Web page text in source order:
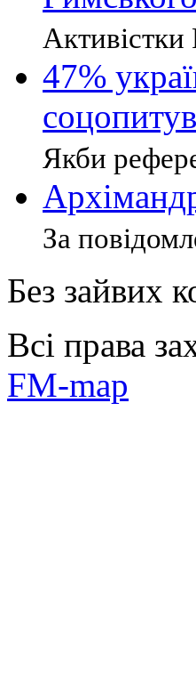
Активістки
47%
Якби
За
Без зайвих
Всі права
FM-map